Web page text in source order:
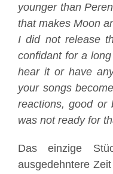
younger than
that makes Moon
I did not release
confidant for a
hear it or have
your songs
reactions, good or
was not ready for
Das einzige
ausgedehntere